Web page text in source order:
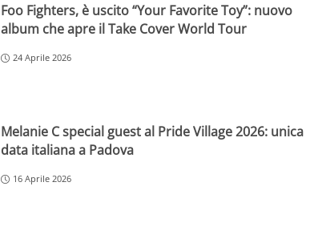
Foo Fighters, è uscito “Your Favorite Toy”: nuovo
album che apre il Take Cover World Tour
24 Aprile 2026
Melanie C special guest al Pride Village 2026: unica
data italiana a Padova
16 Aprile 2026